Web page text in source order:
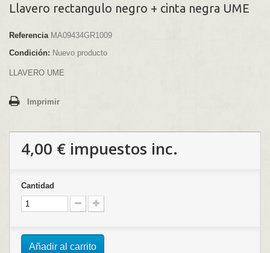
Llavero rectangulo negro + cinta negra UME
Referencia MA09434GR1009
Condición: Nuevo producto
LLAVERO UME
Imprimir
4,00 € impuestos inc.
Cantidad
Añadir al carrito